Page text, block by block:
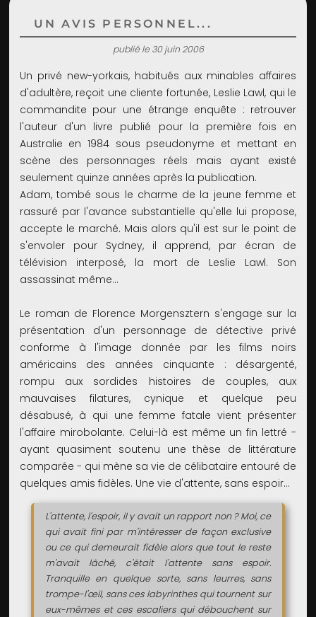
UN AVIS PERSONNEL...
publié le 30 juin 2006
Un privé new-yorkais, habitués aux minables affaires
d'adultère, reçoit une cliente fortunée, Leslie Lawl, qui le
commandite pour une étrange enquête : retrouver
l'auteur d'un livre publié pour la première fois en
Australie en 1984 sous pseudonyme et mettant en
scène des personnages réels mais ayant existé
seulement quinze années après la publication.
Adam, tombé sous le charme de la jeune femme et
rassuré par l'avance substantielle qu'elle lui propose,
accepte le marché. Mais alors qu'il est sur le point de
s'envoler pour Sydney, il apprend, par écran de
télévision interposé, la mort de Leslie Lawl. Son
assassinat même...
Le roman de Florence Morgensztern s'engage sur la
présentation d'un personnage de détective privé
conforme à l'image donnée par les films noirs
américains des années cinquante : désargenté,
rompu aux sordides histoires de couples, aux
mauvaises filatures, cynique et quelque peu
désabusé, à qui une femme fatale vient présenter
l'affaire mirobolante. Celui-là est même un fin lettré -
ayant quasiment soutenu une thèse de littérature
comparée - qui mène sa vie de célibataire entouré de
quelques amis fidèles. Une vie d'attente, sans espoir...
L'attente, l'espoir, il y avait un rapport non ? Moi, ce
qui avait fini par m'intéresser de façon exclusive
ou ce qui demeurait fidèle alors que tout le reste
m'avait lâché, c'était l'attente sans espoir.
Tranquille en quelque sorte, sans leurres, sans
trompe-l'œil, sans ces labyrinthes qui tournent sur
eux-mêmes et ces escaliers qui débouchent sur